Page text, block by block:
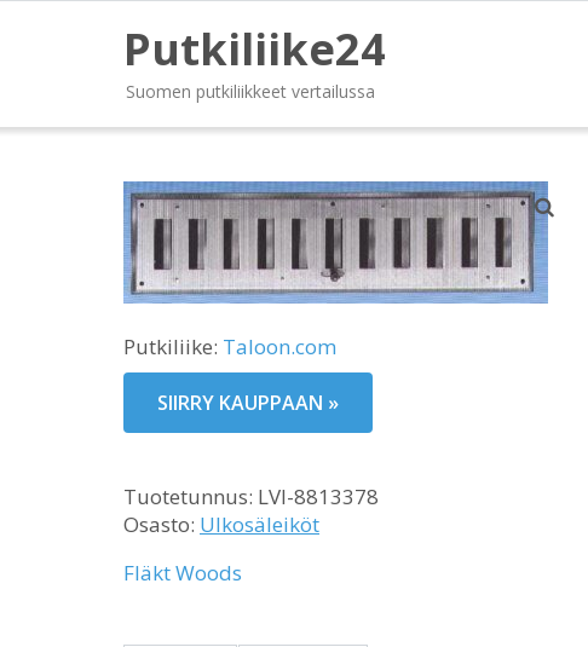
Putkiliike24
Suomen putkiliikkeet vertailussa
Putkiliike: Taloon.com
SIIRRY KAUPPAAN »
Tuotetunnus: LVI-8813378
Osasto: Ulkosäleiköt
Fläkt Woods